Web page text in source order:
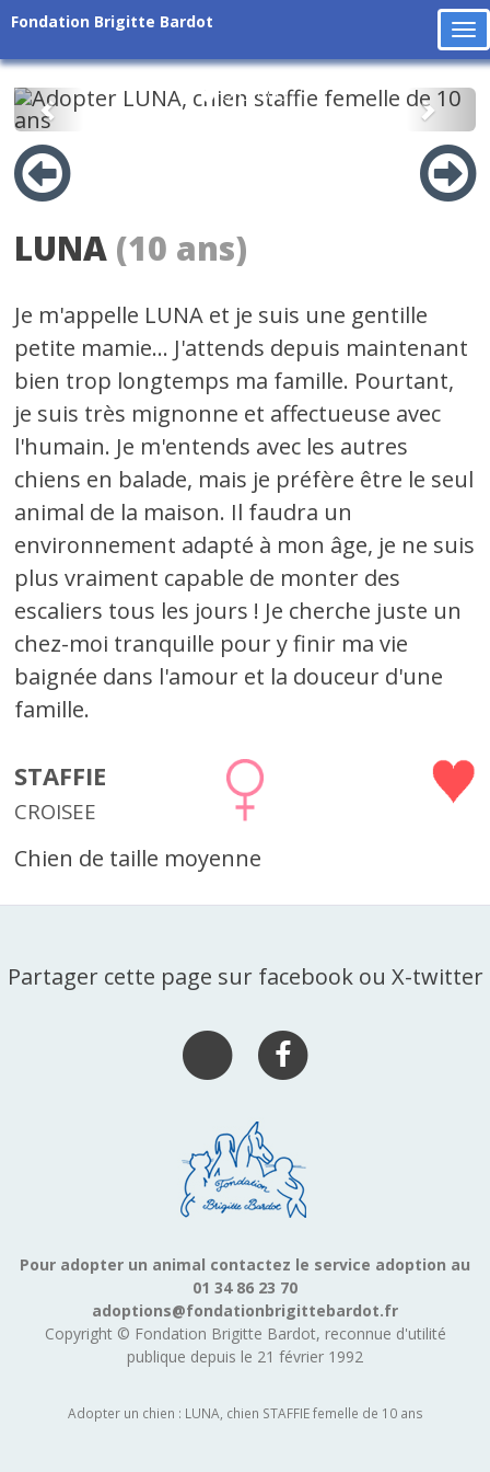
Fondation Brigitte Bardot
Précédent
LUNA (10 ans)
Je m'appelle LUNA et je suis une gentille
petite mamie... J'attends depuis maintenant
bien trop longtemps ma famille. Pourtant,
je suis très mignonne et affectueuse avec
l'humain. Je m'entends avec les autres
chiens en balade, mais je préfère être le seul
animal de la maison. Il faudra un
environnement adapté à mon âge, je ne suis
plus vraiment capable de monter des
escaliers tous les jours ! Je cherche juste un
chez-moi tranquille pour y finir ma vie
baignée dans l'amour et la douceur d'une
famille.
STAFFIE
CROISEE
Chien de taille moyenne
Partager cette page sur facebook ou X-twitter
Pour adopter un animal contactez le service adoption au
01 34 86 23 70
adoptions@fondationbrigittebardot.fr
Copyright © Fondation Brigitte Bardot, reconnue d'utilité
publique depuis le 21 février 1992
Adopter un chien : LUNA, chien STAFFIE femelle de 10 ans